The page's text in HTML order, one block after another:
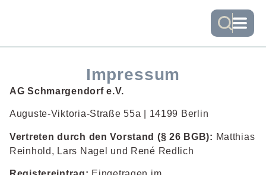
Impressum
AG Schmargendorf e.V.
Auguste-Viktoria-Straße 55a | 14199 Berlin
Vertreten durch den Vorstand (§ 26 BGB): Matthias
Reinhold, Lars Nagel und René Redlich